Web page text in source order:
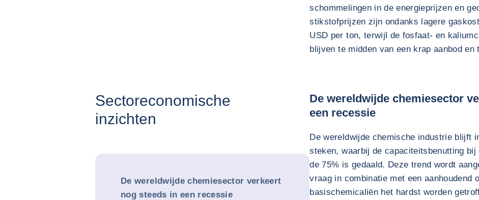
schommelingen in de energieprijzen en
stikstofprijzen zijn ondanks lagere
USD per ton, terwijl de fosfaat- en
blijven te midden van een krap aanbod en
Sectoreconomische
inzichten
De wereldwijde chemiesector verkeert
nog steeds in een recessie
De wereldwijde chemiesector
een recessie
De wereldwijde chemische industrie blijft
steken, waarbij de capaciteitsbenutting bij
de 75% is gedaald. Deze trend wordt
vraag in combinatie met een aanhoudend
basischemicaliën het hardst worden